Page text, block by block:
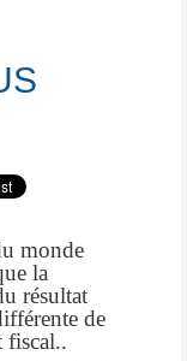
monde
la
résultat
de
fiscal..